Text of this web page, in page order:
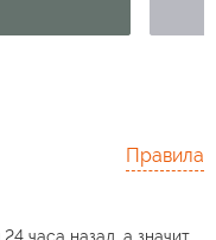
Правила
часа назад, а значит,